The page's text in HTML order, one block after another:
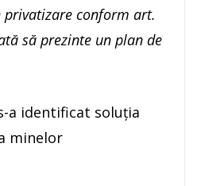
conform art.
să prezinte un plan de
a identificat soluția
minelor